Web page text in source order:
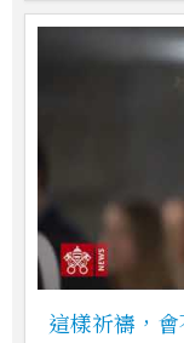
這樣祈禱，